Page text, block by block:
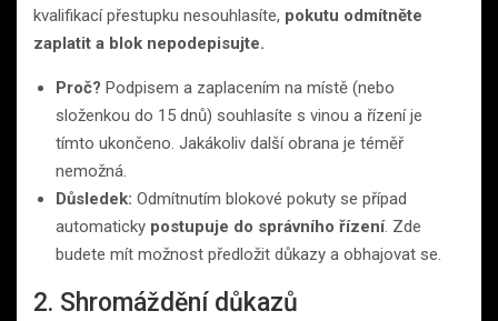
kvalifikací přestupku nesouhlasíte, pokutu odmítněte
zaplatit a blok nepodepisujte.
Proč? Podpisem a zaplacením na místě (nebo
složenkou do 15 dnů) souhlasíte s vinou a řízení je
tímto ukončeno. Jakákoliv další obrana je téměř
nemožná.
Důsledek: Odmítnutím blokové pokuty se případ
automaticky postupuje do správního řízení. Zde
budete mít možnost předložit důkazy a obhajovat se.
2. Shromáždění důkazů